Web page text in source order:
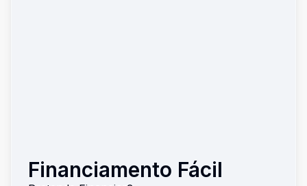
Financiamento Fácil